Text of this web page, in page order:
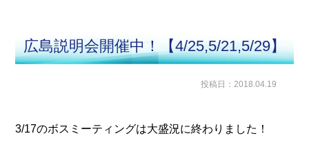
広島説明会開催中！【4/25,5/21,5/29】
投稿日：2018.04.19
3/17のボスミーティングは大盛況に終わりました！